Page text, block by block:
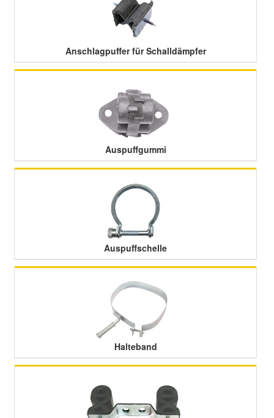
Anschlagpuffer für Schalldämpfer
Auspuffgummi
Auspuffschelle
Halteband
Vauxhall Ersatzteile